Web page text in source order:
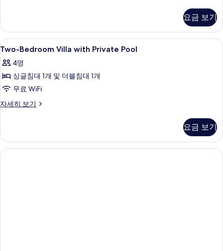
기
세
히
보
요금 보기
Two-
Bedroom
Villa
with
Private
Pool
모
두
고급 침구, 오리/거위털 이불, 객실 내
12
Two-Bedroom Villa with Private Pool
4명
싱글침대 1개 및 더블침대 1개
무료 WiFi
자세히 보기
Two-
Private
Pool
자
요금 보기